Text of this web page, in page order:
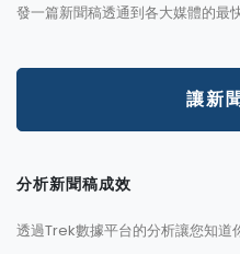
發一篇新聞稿透通到各大媒體的最
讓新
分析新聞稿成效
透過Trek數據平台的分析讓您知道